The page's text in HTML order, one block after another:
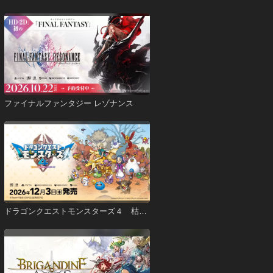
ファイナルファンタジー レゾナンス
ドラゴンクエストモンスターズ４ 枯れ